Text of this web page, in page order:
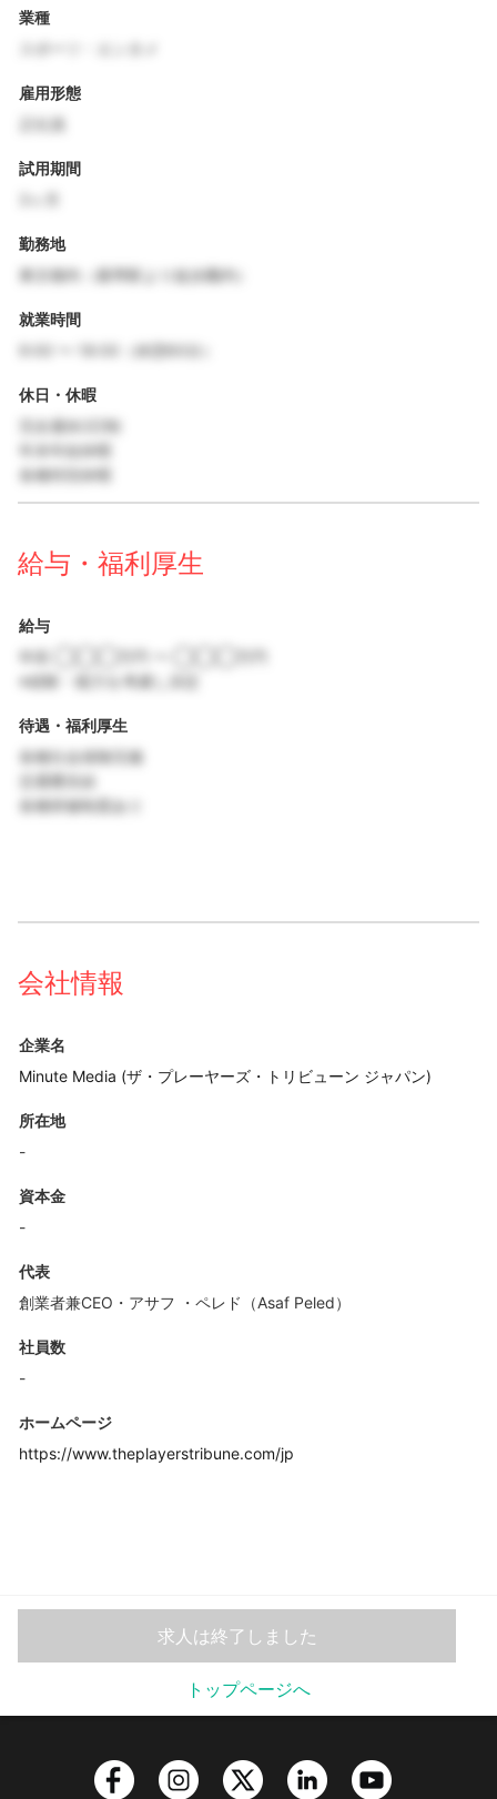
業種
雇用形態
試用期間
勤務地
東京都内（最寄駅より徒歩圏内）
就業時間
9:00 〜 18:00（休憩60分）
休日・休暇
完全週休2日制
年末年始休暇
各種特別休暇
給与・福利厚生
給与
※経験・能力を考慮し決定
待遇・福利厚生
各種社会保険完備
交通費支給
各種研修制度あり
会社情報
企業名
Minute Media (ザ・プレーヤーズ・トリビューン ジャパン)
所在地
-
資本金
-
代表
創業者兼CEO・アサフ ・ペレド（Asaf Peled）
社員数
-
ホームページ
https://www.theplayerstribune.com/jp
求人は終了しました
トップページへ